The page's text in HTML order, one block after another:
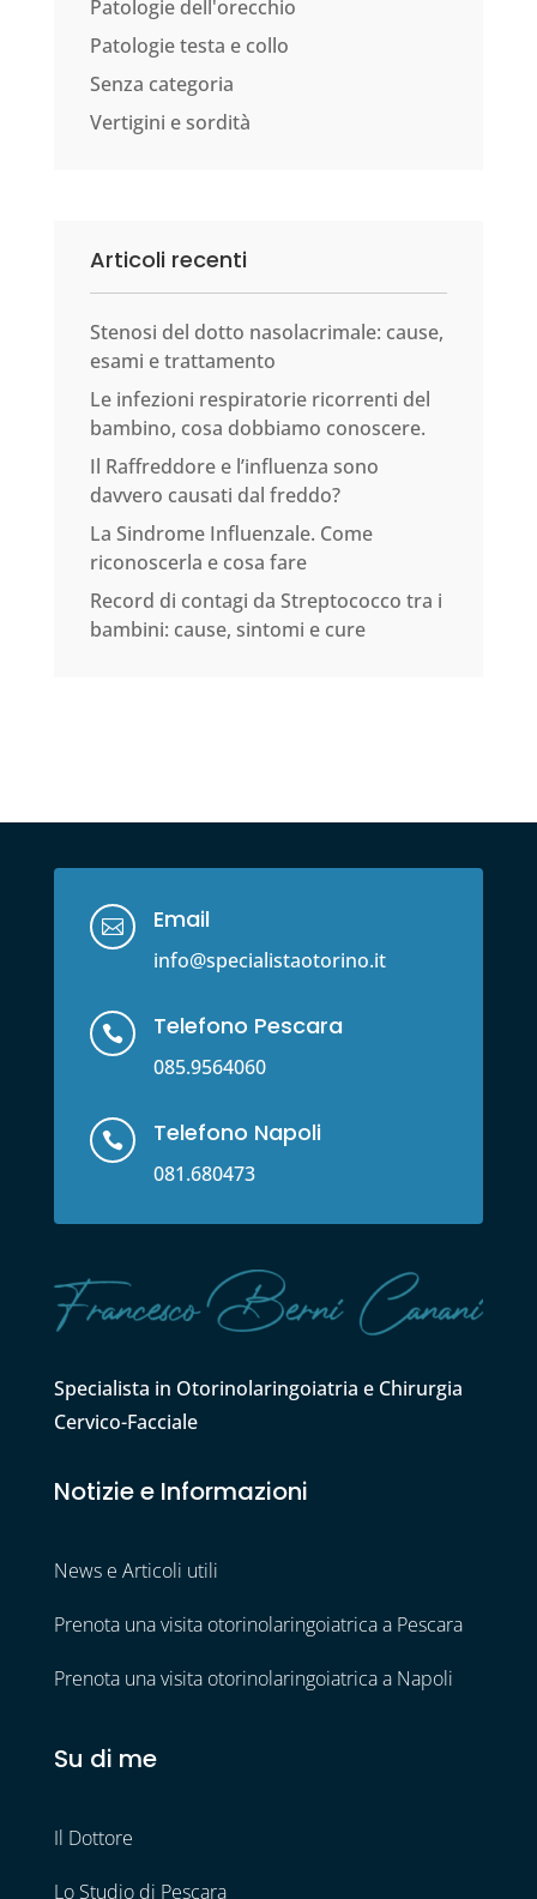
Patologie dell'orecchio
Patologie testa e collo
Senza categoria
Vertigini e sordità
Articoli recenti
Stenosi del dotto nasolacrimale: cause,
esami e trattamento
Le infezioni respiratorie ricorrenti del
bambino, cosa dobbiamo conoscere.
Il Raffreddore e l’influenza sono
davvero causati dal freddo?
La Sindrome Influenzale. Come
riconoscerla e cosa fare
Record di contagi da Streptococco tra i
bambini: cause, sintomi e cure
 Email
info@specialistaotorino.it
 Telefono Pescara
085.9564060
 Telefono Napoli
081.680473
Specialista in Otorinolaringoiatria e Chirurgia
Cervico-Facciale
Notizie e Informazioni
News e Articoli utili
Prenota una visita otorinolaringoiatrica a Pescara
Prenota una visita otorinolaringoiatrica a Napoli
Su di me
Il Dottore
Lo Studio di Pescara